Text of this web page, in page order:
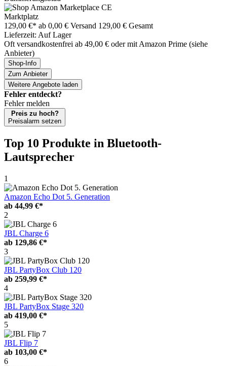
Marktplatz
129,00 €* ab 0,00 € Versand 129,00 € Gesamt
Lieferzeit: Auf Lager
Oft versandkostenfrei ab 49,00 € oder mit Amazon Prime (siehe
Anbieter)
Shop-Info
Zum Anbieter
Weitere Angebote laden
Fehler entdeckt?
Fehler melden
Preis zu hoch?
Preisalarm setzen
Top 10 Produkte in Bluetooth-
Lautsprecher
1
Amazon Echo Dot 5. Generation
ab 44,99 €*
2
JBL Charge 6
ab 129,86 €*
3
JBL PartyBox Club 120
ab 259,99 €*
4
JBL PartyBox Stage 320
ab 419,00 €*
5
JBL Flip 7
ab 103,00 €*
6